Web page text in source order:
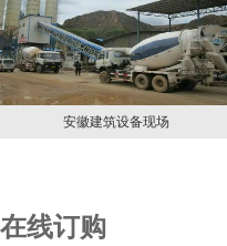
浙江建筑设备现场
在线订购